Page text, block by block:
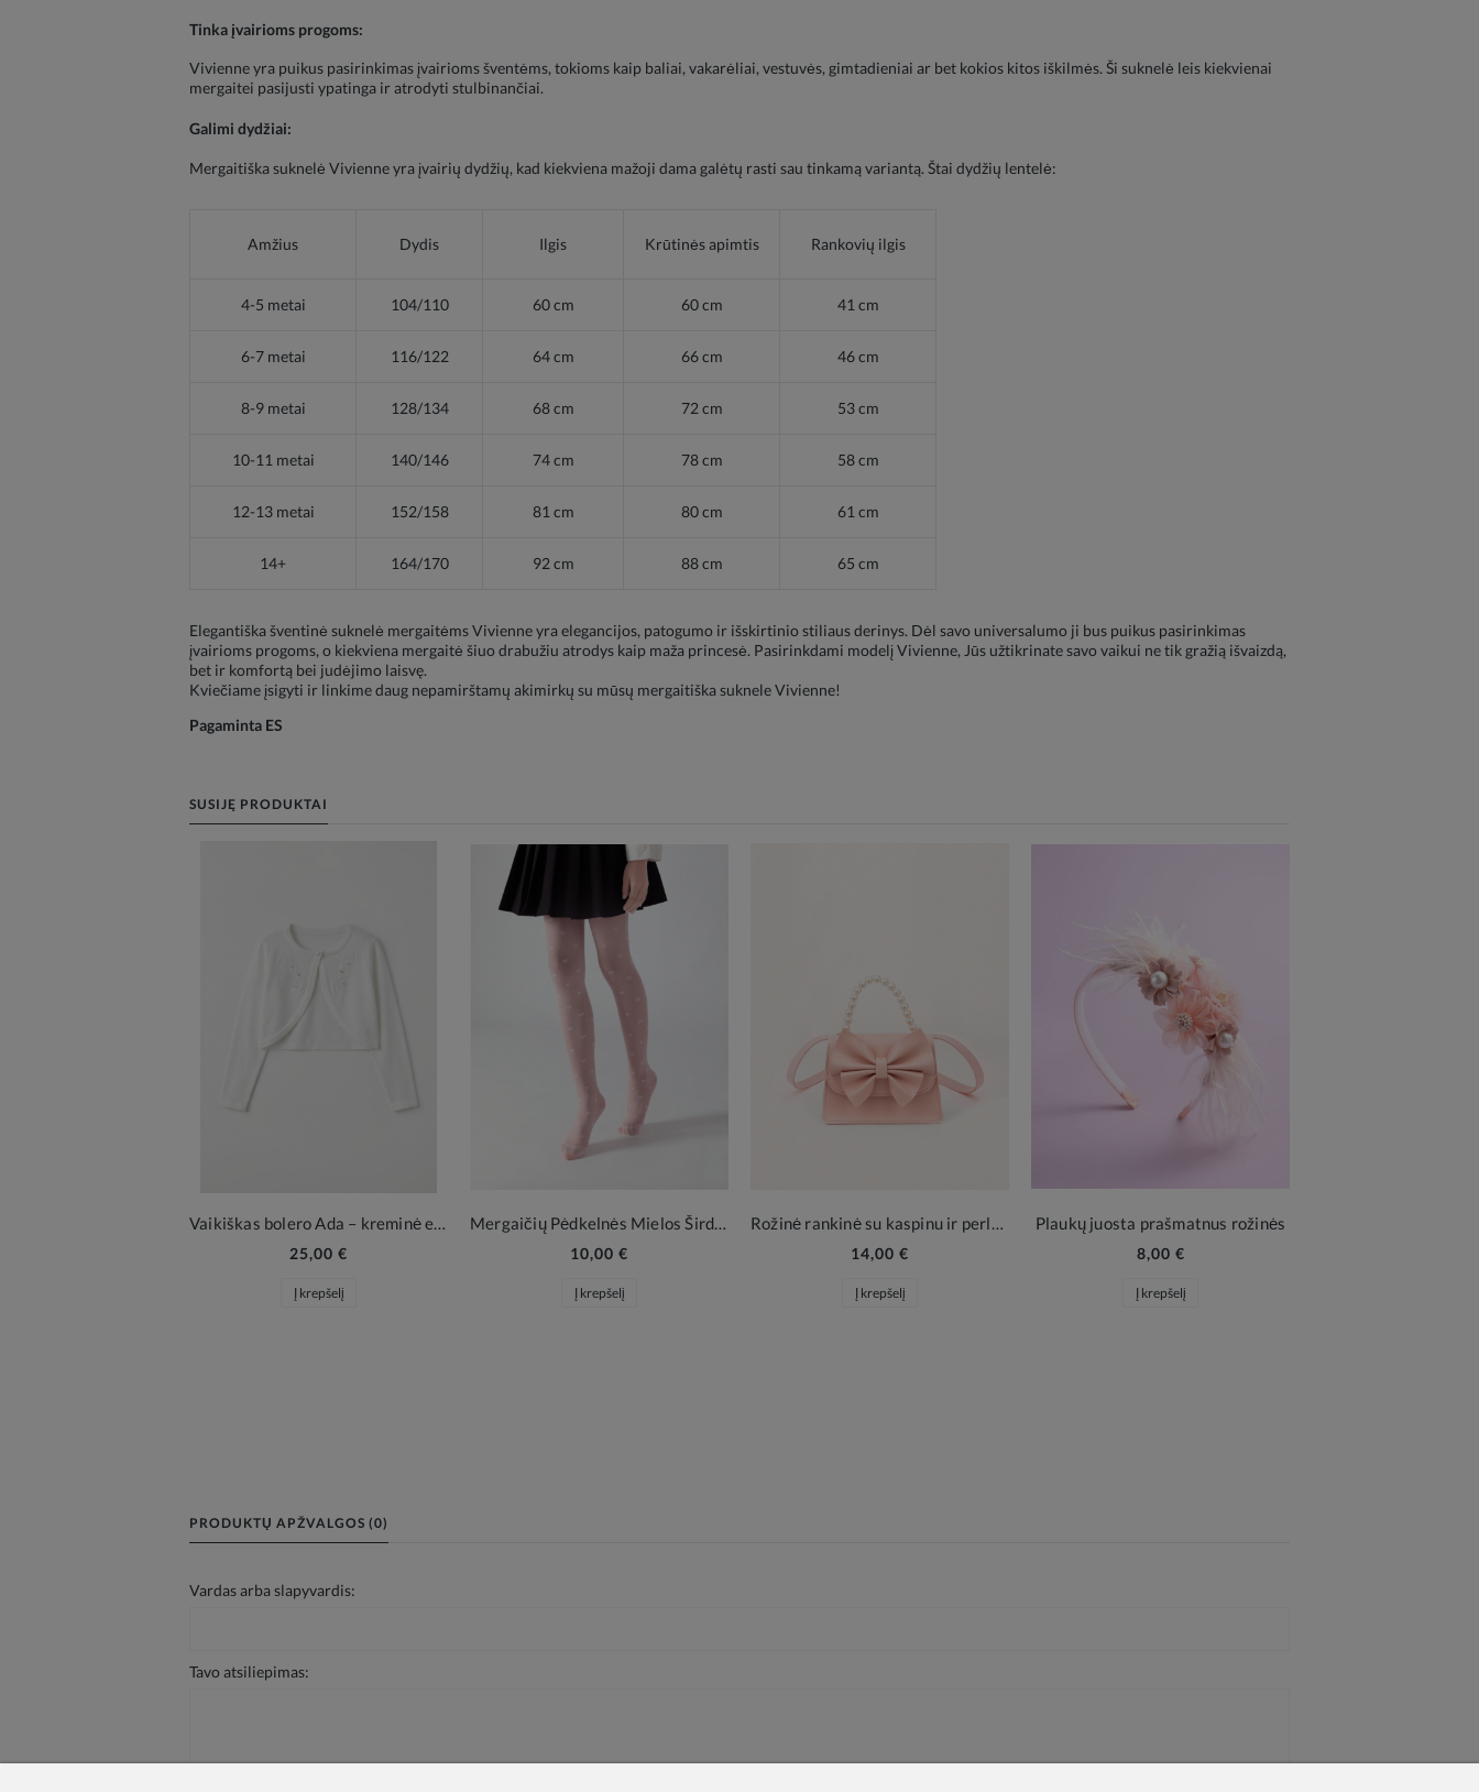
Tinka įvairioms progoms:
Vivienne yra puikus pasirinkimas įvairioms šventėms, tokioms kaip baliai, vakarėliai, vestuvės, gimtadieniai ar bet kokios kitos iškilmės. Ši suknelė leis kiekvienai
mergaitei pasijusti ypatinga ir atrodyti stulbinančiai.
Galimi dydžiai:
Mergaitiška suknelė Vivienne yra įvairių dydžių, kad kiekviena mažoji dama galėtų rasti sau tinkamą variantą. Štai dydžių lentelė:
Amžius Dydis Ilgis Krūtinės apimtis Rankovių ilgis
4-5 metai 104/110 60 cm 60 cm 41 cm
6-7 metai 116/122 64 cm 66 cm 46 cm
8-9 metai 128/134 68 cm 72 cm 53 cm
10-11 metai 140/146 74 cm 78 cm 58 cm
12-13 metai 152/158 81 cm 80 cm 61 cm
14+ 164/170 92 cm 88 cm 65 cm
Elegantiška šventinė suknelė mergaitėms Vivienne yra elegancijos, patogumo ir išskirtinio stiliaus derinys. Dėl savo universalumo ji bus puikus pasirinkimas
įvairioms progoms, o kiekviena mergaitė šiuo drabužiu atrodys kaip maža princesė. Pasirinkdami modelį Vivienne, Jūs užtikrinate savo vaikui ne tik gražią išvaizdą,
bet ir komfortą bei judėjimo laisvę.
Kviečiame įsigyti ir linkime daug nepamirštamų akimirkų su mūsų mergaitiška suknele Vivienne!
Pagaminta ES
SUSIJĘ PRODUKTAI
Vaikiškas bolero Ada – kreminė elegancija
25,00 €
Į krepšelį
Mergaičių Pėdkelnės Mielos Širdelės Rožinės
10,00 €
Į krepšelį
Rožinė rankinė su kaspinu ir perlais mergaitėms
14,00 €
Į krepšelį
Plaukų juosta prašmatnus rožinės
8,00 €
Į krepšelį
PRODUKTŲ APŽVALGOS (0)
Vardas arba slapyvardis:
Tavo atsiliepimas: